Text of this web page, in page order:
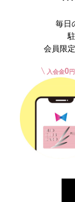
毎日
会員限
入会金0円